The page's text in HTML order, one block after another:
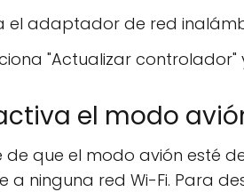
el adaptador de red
"Actualizar
el modo
de que el modo avión esté
a ninguna red Wi-Fi. Para